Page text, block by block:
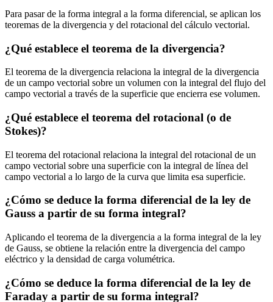
Para pasar de la forma integral a la forma diferencial, se aplican los
teoremas de la divergencia y del rotacional del cálculo vectorial.
¿Qué establece el teorema de la divergencia?
El teorema de la divergencia relaciona la integral de la divergencia
de un campo vectorial sobre un volumen con la integral del flujo del
campo vectorial a través de la superficie que encierra ese volumen.
¿Qué establece el teorema del rotacional (o de
Stokes)?
El teorema del rotacional relaciona la integral del rotacional de un
campo vectorial sobre una superficie con la integral de línea del
campo vectorial a lo largo de la curva que limita esa superficie.
¿Cómo se deduce la forma diferencial de la ley de
Gauss a partir de su forma integral?
Aplicando el teorema de la divergencia a la forma integral de la ley
de Gauss, se obtiene la relación entre la divergencia del campo
eléctrico y la densidad de carga volumétrica.
¿Cómo se deduce la forma diferencial de la ley de
Faraday a partir de su forma integral?